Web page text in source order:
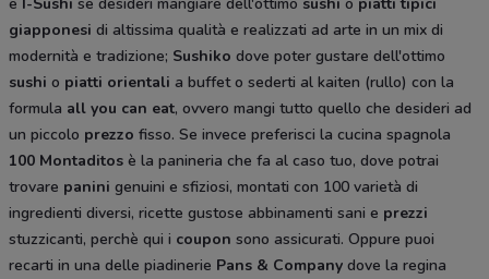
giapponesi di altissima qualità e realizzati ad arte in un mix di
modernità e tradizione; Sushiko dove poter gustare dell'ottimo
sushi o piatti orientali a buffet o sederti al kaiten (rullo) con la
formula all you can eat, ovvero mangi tutto quello che desideri ad
un piccolo prezzo fisso. Se invece preferisci la cucina spagnola
100 Montaditos è la panineria che fa al caso tuo, dove potrai
trovare panini genuini e sfiziosi, montati con 100 varietà di
ingredienti diversi, ricette gustose abbinamenti sani e prezzi
stuzzicanti, perchè qui i coupon sono assicurati. Oppure puoi
recarti in una delle piadinerie Pans & Company dove la regina